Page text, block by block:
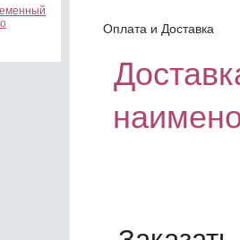
Оплата и Доставка